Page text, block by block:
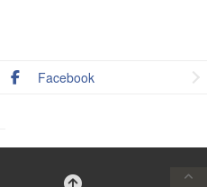
Facebook